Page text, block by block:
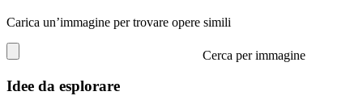
Carica un’immagine per trovare opere simili
Cerca per immagine
Idee da esplorare